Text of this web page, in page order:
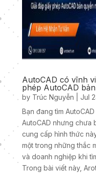
AutoCAD có vĩnh
phép AutoCAD
by Trúc Nguyễn
Jul
Bạn đang tìm
AutoCAD nhưng chưa
cung cấp hình thức
một trong những thắc
và doanh nghiệp khi
Trong bài viết này,